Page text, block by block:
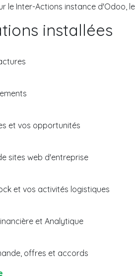
le Inter-Actions instance d'Odoo, le
installées
et vos opportunités
sites web d'entreprise
et vos activités logistiques
et Analytique
offres et accords